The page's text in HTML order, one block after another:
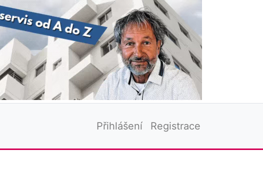
Přihlášení Registrace